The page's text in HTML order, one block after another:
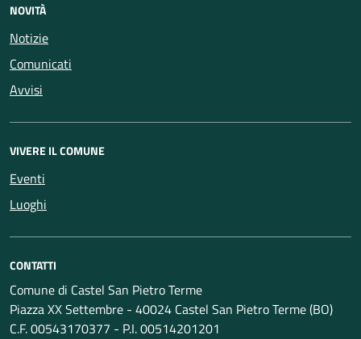
NOVITÀ
Notizie
Comunicati
Avvisi
VIVERE IL COMUNE
Eventi
Luoghi
CONTATTI
Comune di Castel San Pietro Terme
Piazza XX Settembre - 40024 Castel San Pietro Terme (BO)
C.F. 00543170377 - P.I. 00514201201